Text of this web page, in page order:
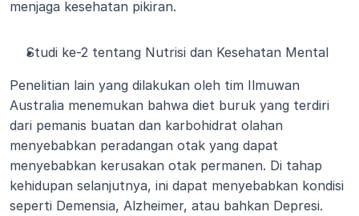
menjaga kesehatan pikiran.
Studi ke-2 tentang Nutrisi dan Kesehatan Mental
Penelitian lain yang dilakukan oleh tim Ilmuwan
Australia menemukan bahwa diet buruk yang terdiri
dari pemanis buatan dan karbohidrat olahan
menyebabkan peradangan otak yang dapat
menyebabkan kerusakan otak permanen. Di tahap
kehidupan selanjutnya, ini dapat menyebabkan kondisi
seperti Demensia, Alzheimer, atau bahkan Depresi.